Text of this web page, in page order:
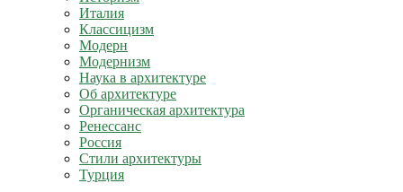
Италия
Классицизм
Модерн
Модернизм
Наука в архитектуре
Об архитектуре
Органическая архитектура
Ренессанс
Россия
Стили архитектуры
Турция